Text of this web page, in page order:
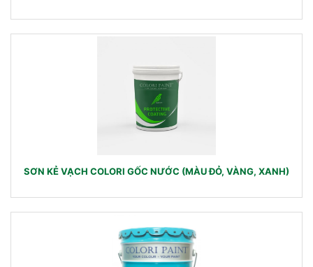
SƠN KẺ VẠCH COLORI GỐC NƯỚC (MÀU ĐỎ, VÀNG, XANH)